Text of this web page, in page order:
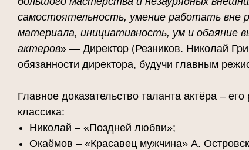
самостоятельность, умение работать вне
материала, инициативность, ум и обаяние
актеров» — Директор (Резников. Николай
обязанности директора, будучи главным
Главное доказательство таланта актёра –
классика:
Николай – «Поздней любви»;
Окаёмов – «Красавец мужчина» А.